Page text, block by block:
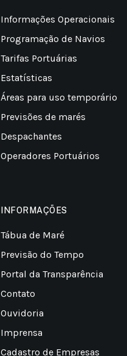
Informações Operacionais
Programação de Navios
Tarifas Portuárias
Estatísticas
Áreas para uso temporário
Previsões de marés
Despachantes
Operadores Portuários
INFORMAÇÕES
Tábua de Maré
Previsão do Tempo
Portal da Transparência
Contato
Ouvidoria
Imprensa
Cadastro de Empresas